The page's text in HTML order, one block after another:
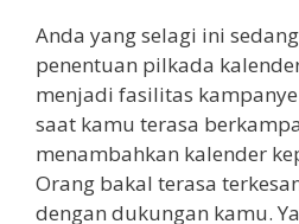
Anda yang selagi ini
penentuan pilkada
menjadi fasilitas
saat kamu terasa
menambahkan kalender
Orang bakal terasa
dengan dukungan kamu.